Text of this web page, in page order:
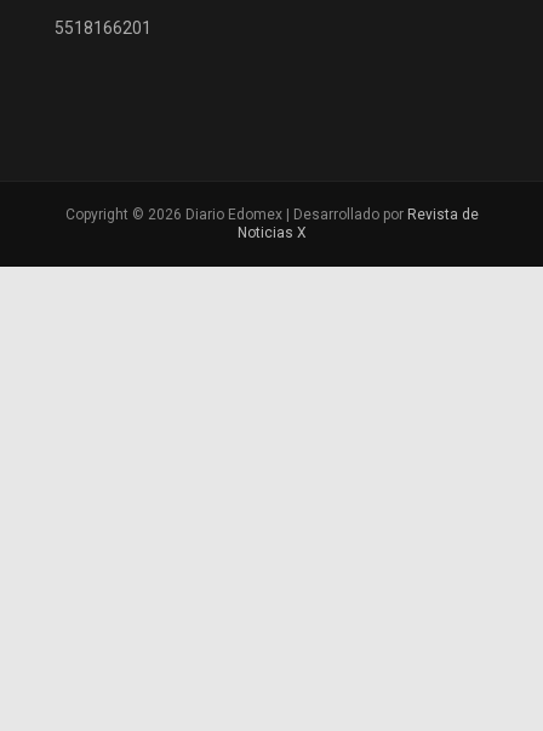
5518166201
Copyright © 2026 Diario Edomex | Desarrollado por Revista de
Noticias X